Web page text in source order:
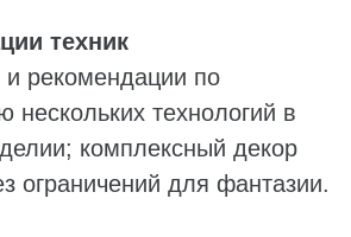
техник
рекомендации по
нескольких технологий в
комплексный декор
ограничений для фантазии.